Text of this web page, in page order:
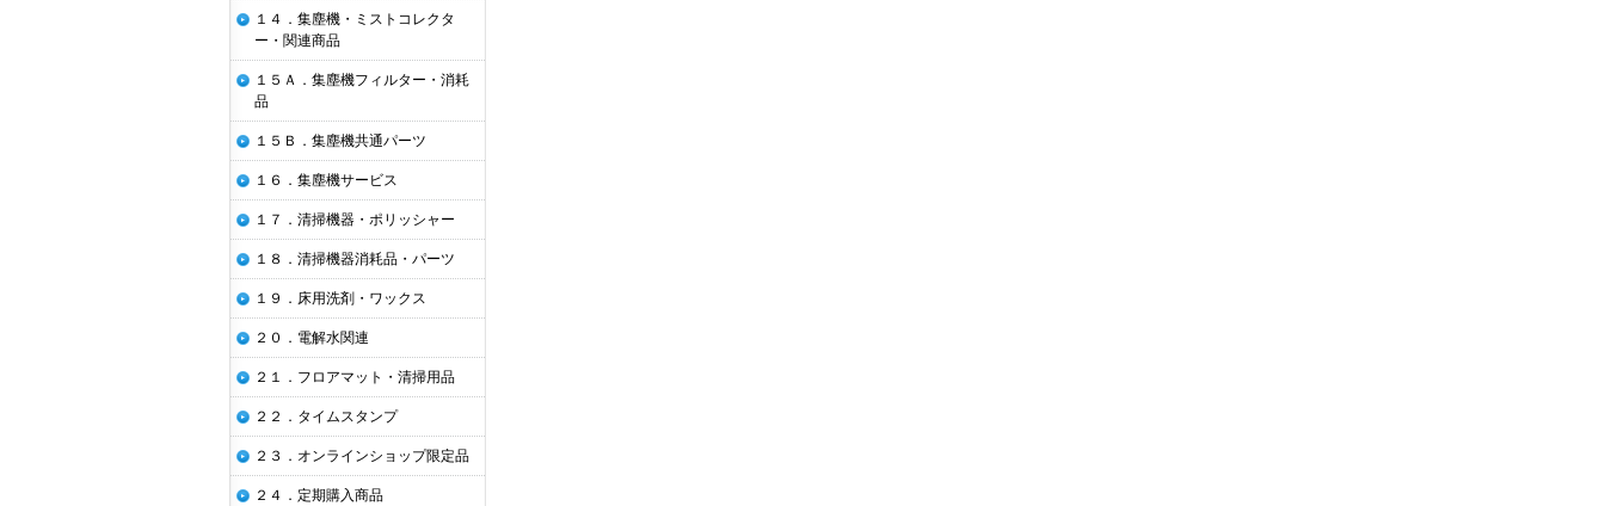
１４．集塵機・ミストコレクタ
ー・関連商品
１５Ａ．集塵機フィルター・消耗
品
１５Ｂ．集塵機共通パーツ
１６．集塵機サービス
１７．清掃機器・ポリッシャー
１８．清掃機器消耗品・パーツ
１９．床用洗剤・ワックス
２０．電解水関連
２１．フロアマット・清掃用品
２２．タイムスタンプ
２３．オンラインショップ限定品
２４．定期購入商品